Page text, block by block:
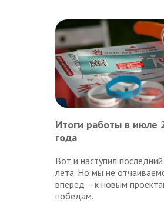
Итоги работы в июле
года
Вот и наступил
лета. Но мы не
вперед – к новым
победам.